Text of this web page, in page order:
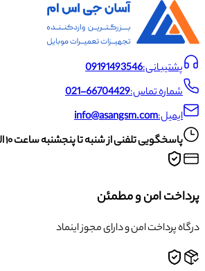
پشتیبانی:09191493546
شماره تماس:021-66704429
ایمیل:info@asangsm.com
پاسخگویی تلفنی از شنبه تا پنجشنبه ساعت ۱۰ الی ۱۹
پرداخت امن و مطمئن
درگاه پرداخت امن و دارای مجوز اینماد